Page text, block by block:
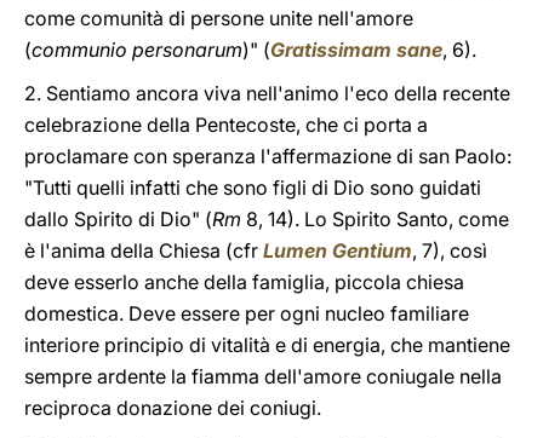
come comunità di persone unite nell'amore
(communio personarum)" (Gratissimam sane, 6).
2. Sentiamo ancora viva nell'animo l'eco della recente
celebrazione della Pentecoste, che ci porta a
proclamare con speranza l'affermazione di san Paolo:
"Tutti quelli infatti che sono figli di Dio sono guidati
dallo Spirito di Dio" (Rm 8, 14). Lo Spirito Santo, come
è l'anima della Chiesa (cfr Lumen Gentium, 7), così
deve esserlo anche della famiglia, piccola chiesa
domestica. Deve essere per ogni nucleo familiare
interiore principio di vitalità e di energia, che mantiene
sempre ardente la fiamma dell'amore coniugale nella
reciproca donazione dei coniugi.